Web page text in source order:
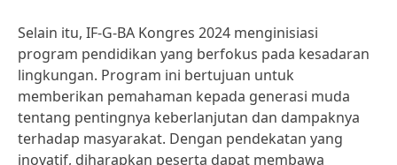
Selain itu, IF-G-BA Kongres 2024 menginisiasi
program pendidikan yang berfokus pada kesadaran
lingkungan. Program ini bertujuan untuk
memberikan pemahaman kepada generasi muda
tentang pentingnya keberlanjutan dan dampaknya
terhadap masyarakat. Dengan pendekatan yang
inovatif, diharapkan peserta dapat membawa